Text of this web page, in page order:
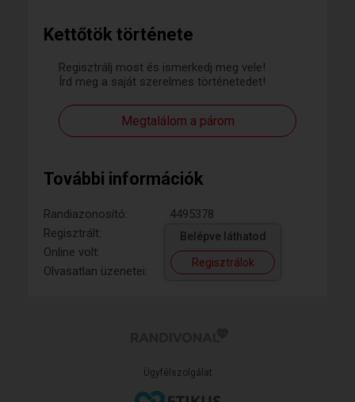
Kettőtök története
Regisztrálj most és ismerkedj meg vele!
Írd meg a saját szerelmes történetedet!
Megtalálom a párom
További információk
Randiazonosító:
4495378
Regisztrált:
Online volt:
Olvasatlan üzenetei:
Belépve láthatod
Regisztrálok
Ügyfélszolgálat